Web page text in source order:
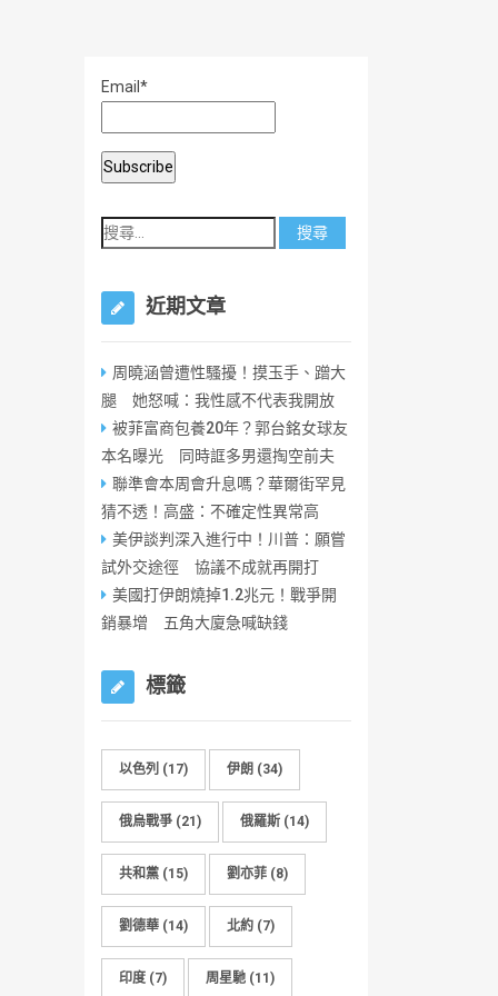
Email*
近期文章
周曉涵曾遭性騷擾！摸玉手、蹭大
腿 她怒喊：我性感不代表我開放
被菲富商包養20年？郭台銘女球友
本名曝光 同時誆多男還掏空前夫
聯準會本周會升息嗎？華爾街罕見
猜不透！高盛：不確定性異常高
美伊談判深入進行中！川普：願嘗
試外交途徑 協議不成就再開打
美國打伊朗燒掉1.2兆元！戰爭開
銷暴增 五角大廈急喊缺錢
標籤
以色列 (17) 伊朗 (34)
俄烏戰爭 (21) 俄羅斯 (14)
共和黨 (15) 劉亦菲 (8)
劉德華 (14) 北約 (7)
印度 (7) 周星馳 (11)